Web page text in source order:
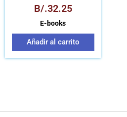
B/.32.25
E-books
Añadir al carrito